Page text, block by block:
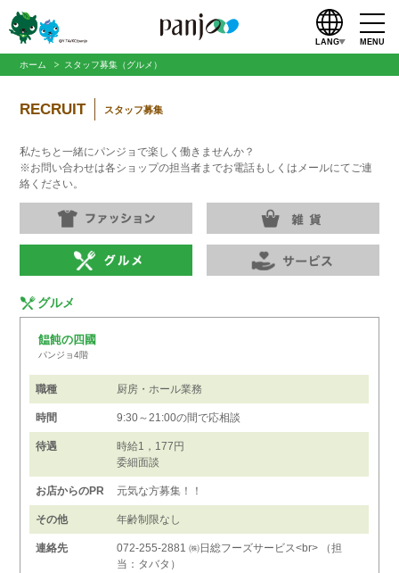
LANG MENU
ホーム スタッフ募集（グルメ）
RECRUIT スタッフ募集
私たちと一緒にパンジョで楽しく働きませんか？
※お問い合わせは各ショップの担当者までお電話もしくはメールにてご連
絡ください。
グルメ
饂飩の四國
パンジョ4階
職種 厨房・ホール業務
時間 9:30～21:00の間で応相談
待遇
時給1，177円
委細面談
お店からのPR 元気な方募集！！
その他 年齢制限なし
連絡先
072-255-2881 ㈱日総フーズサービス<br> （担
当：タバタ）